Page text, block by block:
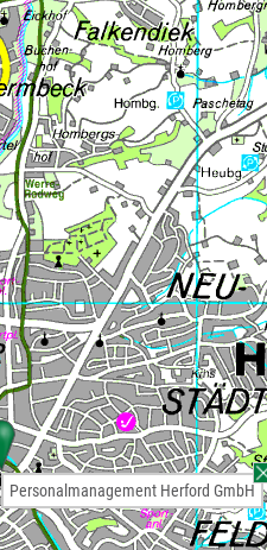
Personalmanagement Herford GmbH